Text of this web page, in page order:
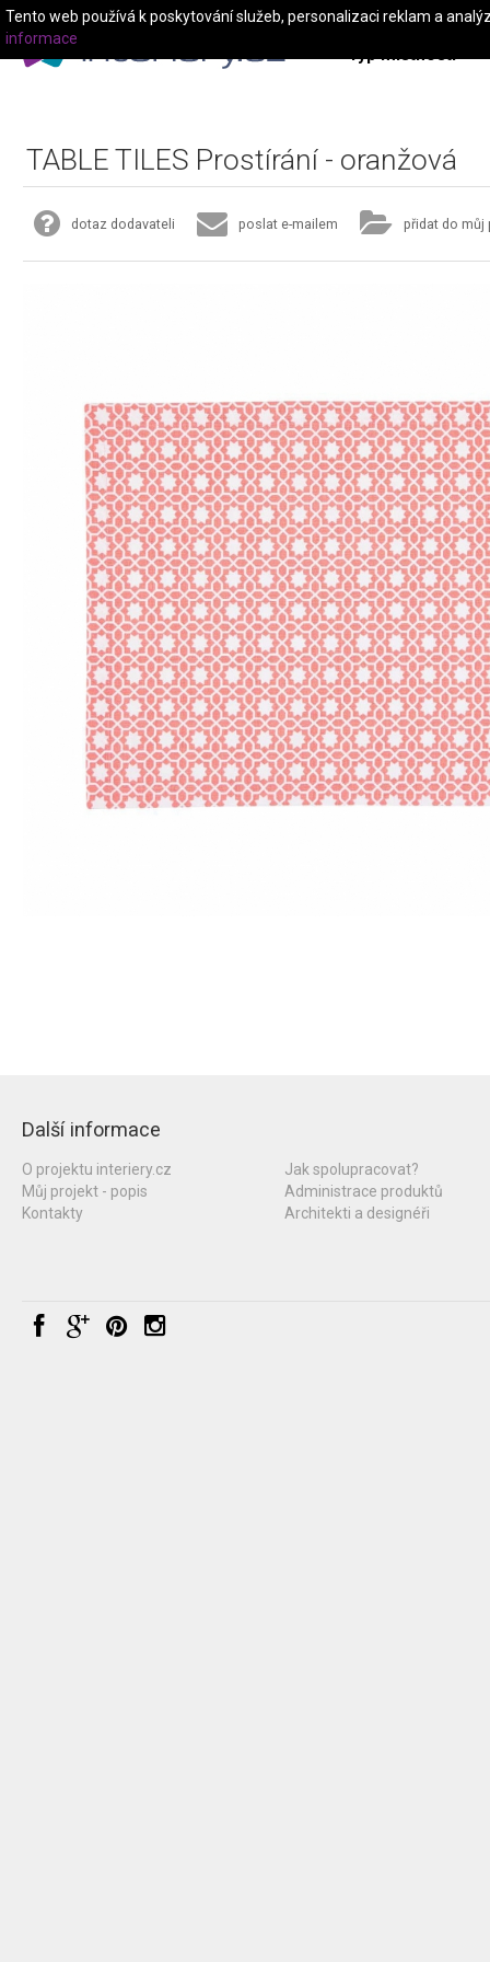
Typ místnosti
TABLE TILES Prostírání - oranžová
dotaz dodavateli poslat e-mailem přidat do můj
Další informace
O projektu interiery.cz
Můj projekt - popis
Kontakty
Jak spolupracovat?
Administrace produktů
Architekti a designéři
Tento web používá k poskytování služeb, personalizaci reklam a
informace